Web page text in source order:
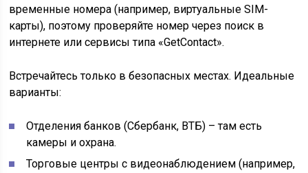
временные номера (например, виртуальные SIM-
карты), поэтому проверяйте номер через поиск в
интернете или сервисы типа «GetContact».
Встречайтесь только в безопасных местах. Идеальные
варианты:
Отделения банков (Сбербанк, ВТБ) – там есть
камеры и охрана.
Торговые центры с видеонаблюдением (например,